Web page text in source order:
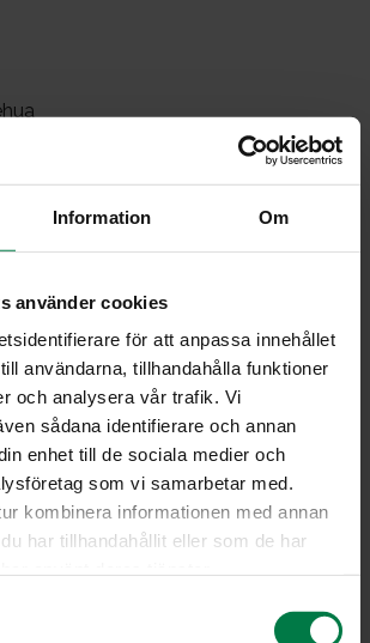
Information Om
använder cookies
för att anpassa innehållet
användarna, tillhandahålla funktioner
och analysera vår trafik. Vi
sådana identifierare och annan
enhet till de sociala medier och
som vi samarbetar med.
kombinera informationen med annan
har tillhandahållit eller som de har
basilikaa
kukinnot ja keitä kurkumalla,
sekä suolalla maustetussa
Kurkuma värjää kukkakaalin
Valuta lävikössä ja anna jäähtyä.
lohkoiksi ja purjo ohuiksi viipaleiksi.
suupaloiksi.
aineet korkeahkoon kulhoon ja
tasaiseksi. Asettele